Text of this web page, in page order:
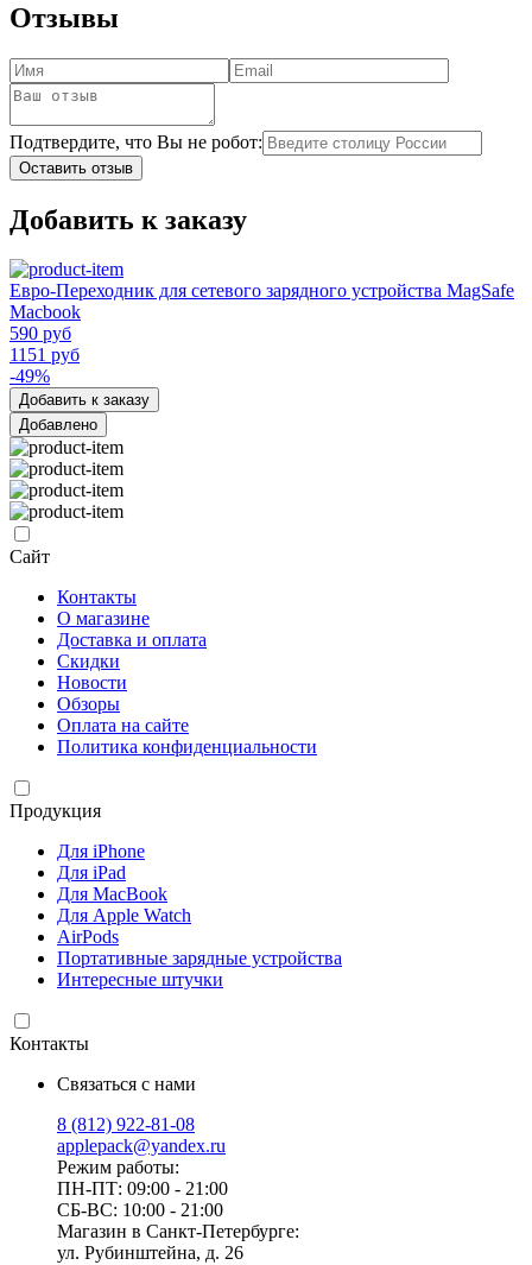
Отзывы
Подтвердите, что Вы не робот:
Оставить отзыв
Добавить к заказу
Евро-Переходник для сетевого зарядного устройства MagSafe
Macbook
590 руб
1151 руб
-49%
Добавить к заказу
Добавлено
Сайт
Контакты
О магазине
Доставка и оплата
Скидки
Новости
Обзоры
Оплата на сайте
Политика конфиденциальности
Продукция
Для iPhone
Для iPad
Для MacBook
Для Apple Watch
AirPods
Портативные зарядные устройства
Интересные штучки
Контакты
Связаться с нами
8 (812) 922-81-08
applepack@yandex.ru
Режим работы:
ПН-ПТ: 09:00 - 21:00
СБ-ВС: 10:00 - 21:00
Магазин в Санкт-Петербурге:
ул. Рубинштейна, д. 26